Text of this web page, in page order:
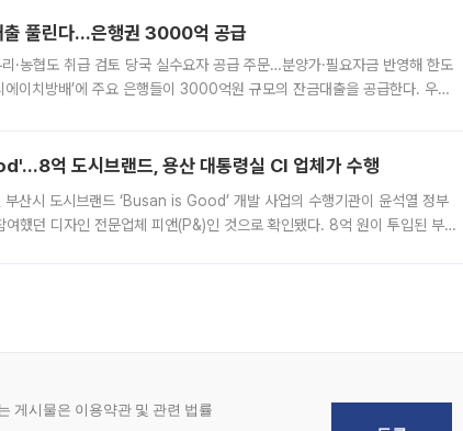
출 풀린다…은행권 3000억 공급
·농협도 취급 검토 당국 실수요자 공급 주문…분양가·필요자금 반영해 한도
이치방배’에 주요 은행들이 3000억원 규모의 잔금대출을 공급한다. 우리
억 도시브랜드, 용산 대통령실 CI 업체가 수행
산시 도시브랜드 ‘Busan is Good’ 개발 사업의 수행기관이 윤석열 정부
했던 디자인 전문업체 피앤(P&)인 것으로 확인됐다. 8억 원이 투입된 부산